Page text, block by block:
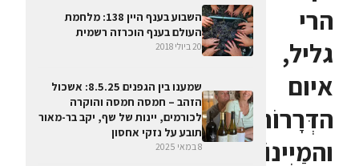
הרי
גליל,
איום
הדְּרָרוֹת
והמַיְינוֹת
השבוע בענף היין 138: מלחמת
העולם בענף הוכרזה רשמית
20 ביולי 2018
שמענו בין הגפנים 8.5.25: אשכול
הזהב – חמסה חמסה והוקרה
לכורמים, יינות של שף, יקב בר-מאור
תובע על נזקי אחסון
8 במאי 2025